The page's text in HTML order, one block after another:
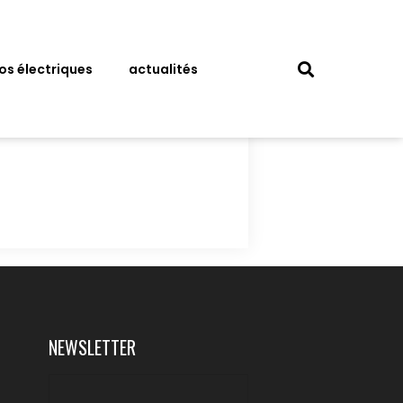
électriques actualités
NEWSLETTER